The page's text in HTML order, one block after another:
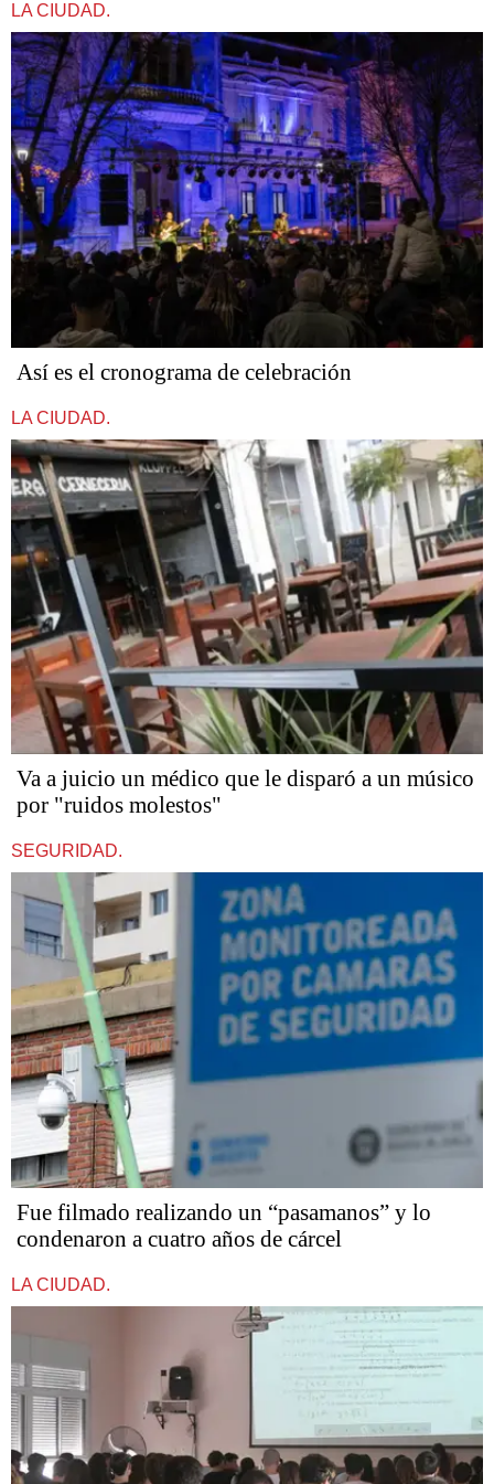
LA CIUDAD.
Así es el cronograma de celebración
LA CIUDAD.
Va a juicio un médico que le disparó a un músico
por "ruidos molestos"
SEGURIDAD.
Fue filmado realizando un “pasamanos” y lo
condenaron a cuatro años de cárcel
LA CIUDAD.